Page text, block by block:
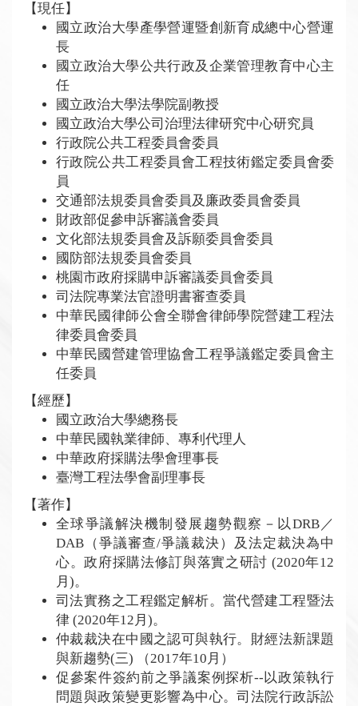
【現任】
國立政治大學產學營運暨創新育成總中心營運
長
國立政治大學公共行政及企業管理教育中心主
任
國立政治大學法學院副教授
國立政治大學公司治理法律研究中心研究員
行政院公共工程委員會委員
行政院公共工程委員會工程技術鑑定委員會委
員
交通部法規委員會委員及廉政委員會委員
財政部促參申訴審議會委員
文化部法規委員會及訴願委員會委員
國防部法規委員會委員
桃園市政府採購申訴審議委員會委員
司法院專業法官證明書審查委員
中華民國律師公會全聯會律師學院營建工程法
律委員會委員
中華民國營建管理協會工程爭議鑑定委員會主
任委員
【經歷】
國立政治大學總務長
中華民國執業律師、專利代理人
中華政府採購法學會理事長
臺灣工程法學會副理事長
【著作】
全球爭議解決機制發展趨勢觀察－以DRB／
DAB（爭議審查/爭議裁決）及法定裁決為中
心。政府採購法修訂與落實之研討 (2020年12
月)。
司法實務之工程鑑定解析。當代營建工程暨法
律 (2020年12月)。
仲裁裁決在中國之認可與執行。財經法新課題
與新趨勢(三) （2017年10月）
促參案件簽約前之爭議案例探析--以政策執行
問題與政策變更影響為中心。司法院行政訴訟